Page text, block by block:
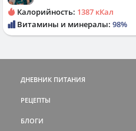
Калорийность: 1387 кКал
Витамины и минералы: 98%
ДНЕВНИК ПИТАНИЯ
РЕЦЕПТЫ
БЛОГИ